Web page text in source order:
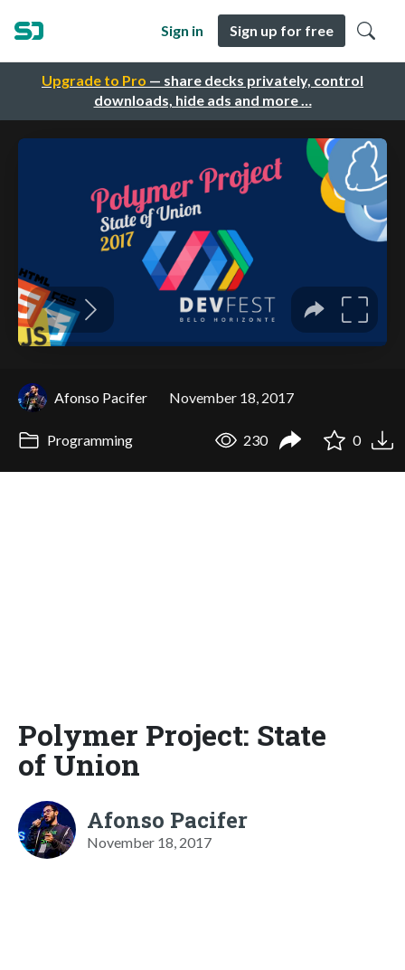
Upgrade to Pro — share decks privately, control
downloads, hide ads and more …
Sign in Sign up for free
Afonso Pacifer November 18, 2017
Programming 230 0
Polymer Project: State
of Union
Afonso Pacifer
November 18, 2017